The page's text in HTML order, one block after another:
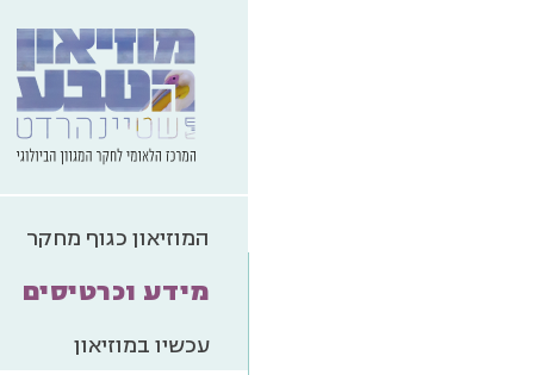
המוזיאון כגוף מחקר
מידע וכרטיסים
עכשיו במוזיאון
מגוון